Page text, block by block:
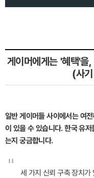
게이머에게는 '혜택'을
(사
일반 게이머들 사이에서는 여
이 있을 수 있습니다. 한국 유
는지 궁금합니다.
"
세 가지 신뢰 구축 장치가